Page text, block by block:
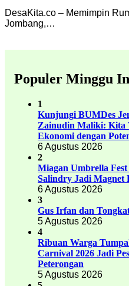
DesaKita.co – Memimpin
Jombang,…
Populer Minggu
1
Kunjungi BUMDes
Zainudin Maliki: Kita
Ekonomi dengan
6 Agustus 2026
2
Miagan Umbrella Fest
Salindry Jadi Magnet
6 Agustus 2026
3
Gus Irfan dan
5 Agustus 2026
4
Ribuan Warga
Carnival 2026 Jadi
Peterongan
5 Agustus 2026